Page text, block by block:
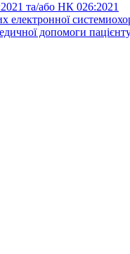
та/або НК 026:2021
електронної
допомоги